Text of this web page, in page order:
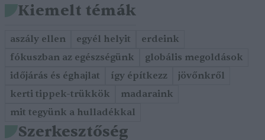
Kiemelt témák
aszály ellen egyél helyit
erdeink
fókuszban az egészségünk
globális megoldások
időjárás és éghajlat
így építkezz
jövőnkről
kerti tippek-trükkök
madaraink
mit tegyünk a hulladékkal
Szerkesztőség